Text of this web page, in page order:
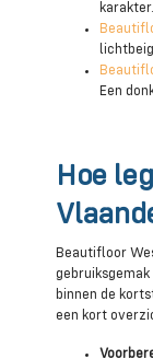
karakter.
Een
Hoe
Beautifloor
binnen de
een kort